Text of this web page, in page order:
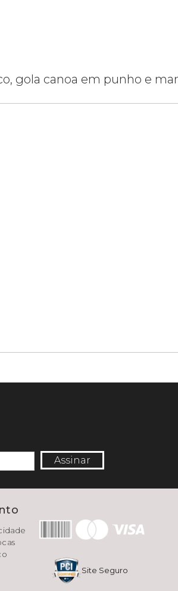
gola canoa em punho e
Assinar
Site Seguro